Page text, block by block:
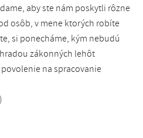
aby ste nám poskytli rôzne
osôb, v mene ktorých robíte
si ponecháme, kým nebudú
zákonných lehôt
na spracovanie